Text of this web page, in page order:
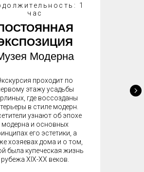
1
час
Модерна
проходит по
этажу усадьбы
где воссозданы
в стиле модерн.
узнают об эпохе
модерна и основных
его эстетики, а
хозяевах дома и о том,
была купеческая жизнь
рубежа XIX-XX веков.